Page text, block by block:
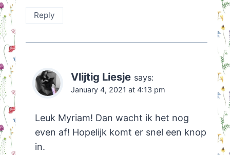
Reply
Vlijtig Liesje says:
January 4, 2021 at 4:13 pm
Leuk Myriam! Dan wacht ik het nog
even af! Hopelijk komt er snel een knop
in.